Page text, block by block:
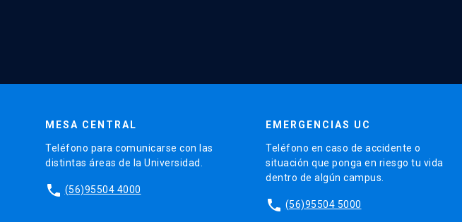
MESA CENTRAL
Teléfono para comunicarse con las
distintas áreas de la Universidad.
phone (56)95504 4000
EMERGENCIAS UC
Teléfono en caso de accidente o
situación que ponga en riesgo tu vida
dentro de algún campus.
phone (56)95504 5000